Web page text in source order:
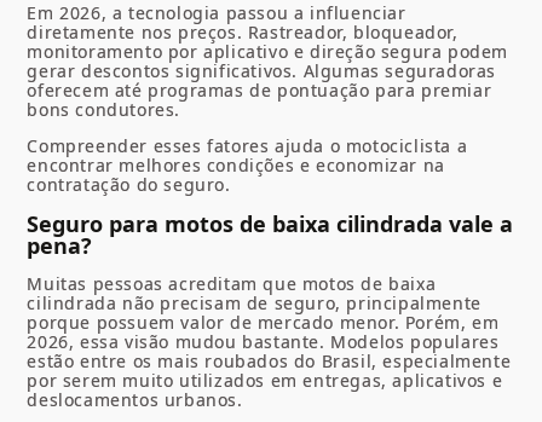
Em 2026, a tecnologia passou a influenciar
diretamente nos preços. Rastreador, bloqueador,
monitoramento por aplicativo e direção segura podem
gerar descontos significativos. Algumas seguradoras
oferecem até programas de pontuação para premiar
bons condutores.
Compreender esses fatores ajuda o motociclista a
encontrar melhores condições e economizar na
contratação do seguro.
Seguro para motos de baixa cilindrada vale a
pena?
Muitas pessoas acreditam que motos de baixa
cilindrada não precisam de seguro, principalmente
porque possuem valor de mercado menor. Porém, em
2026, essa visão mudou bastante. Modelos populares
estão entre os mais roubados do Brasil, especialmente
por serem muito utilizados em entregas, aplicativos e
deslocamentos urbanos.